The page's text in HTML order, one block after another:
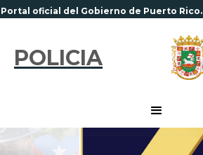
Portal oficial del Gobierno de Puerto Rico.
POLICIA